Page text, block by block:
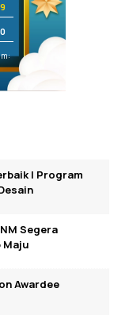
I Program
Segera
Maju
Awardee